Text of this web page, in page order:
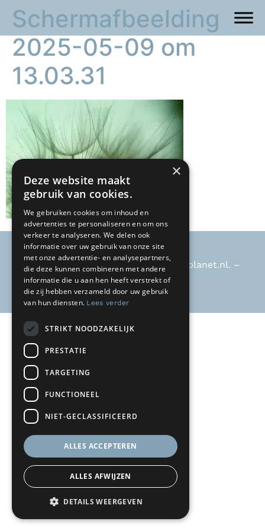
Scherm­afbeelding
2025-05-09 om
13.03.31
Ria Hengeveld – riahengeveld@kpnplanet.nl. –
KvK 30118725
×
Deze website maakt
gebruik van cookies.
We gebruiken cookies om inhoud en
advertenties te personaliseren en om ons
verkeer te analyseren. We delen ook
informatie over uw gebruik van onze site
met onze advertentie- en analysepartners,
die deze kunnen combineren met andere
informatie die u aan hen heeft verstrekt of
die zij hebben verzameld door uw gebruik
van hun diensten. Lees verder
STRIKT NOODZAKELIJK
PRESTATIE
TARGETING
FUNCTIONEEL
NIET-GECLASSIFICEERD
ALLES ACCEPTEREN
ALLES AFWIJZEN
DETAILS WEERGEVEN